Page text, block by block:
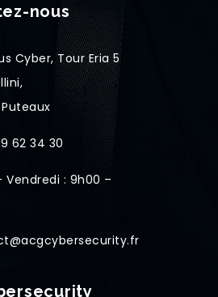
nous
Cyber, Tour Eria 5
62 34 30
Vendredi : 9h00 –